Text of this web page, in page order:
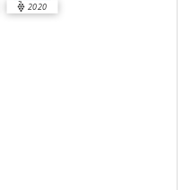
2020